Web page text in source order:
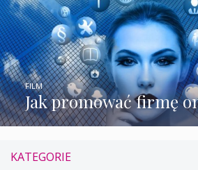
Jak promować firmę
FILM
KATEGORIE